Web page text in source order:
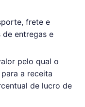
frete e
entregas e
pelo qual o
a receita
de lucro de